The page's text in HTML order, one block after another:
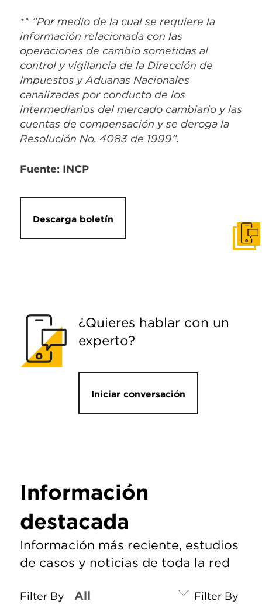
** ”Por medio de la cual se requiere la
información relacionada con las
operaciones de cambio sometidas al
control y vigilancia de la Dirección de
Impuestos y Aduanas Nacionales
canalizadas por conducto de los
intermediarios del mercado cambiario y las
cuentas de compensación y se deroga la
Resolución No. 4083 de 1999”.
Fuente: INCP
Descarga boletín
¿Quieres hablar con un
experto?
Iniciar conversación
Información
destacada
Información más reciente, estudios
de casos y noticias de toda la red
Filter By Filter By